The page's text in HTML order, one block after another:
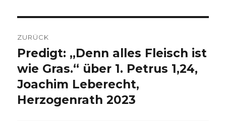
ZURÜCK
Vorheriger
Beitrag:
Predigt: „Denn alles Fleisch ist
wie Gras.“ über 1. Petrus 1,24,
Joachim Leberecht,
Herzogenrath 2023